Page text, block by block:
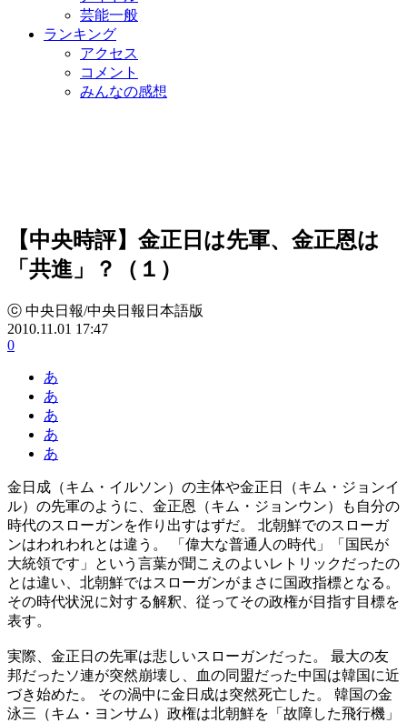
芸能一般
ランキング
アクセス
コメント
みんなの感想
【中央時評】金正日は先軍、金正恩は
「共進」？（１）
ⓒ 中央日報/中央日報日本語版
2010.11.01 17:47
0
あ
あ
あ
あ
あ
金日成（キム・イルソン）の主体や金正日（キム・ジョンイ
ル）の先軍のように、金正恩（キム・ジョンウン）も自分の
時代のスローガンを作り出すはずだ。 北朝鮮でのスローガ
ンはわれわれとは違う。 「偉大な普通人の時代」「国民が
大統領です」という言葉が聞こえのよいレトリックだったの
とは違い、北朝鮮ではスローガンがまさに国政指標となる。
その時代状況に対する解釈、従ってその政権が目指す目標を
表す。
実際、金正日の先軍は悲しいスローガンだった。 最大の友
邦だったソ連が突然崩壊し、血の同盟だった中国は韓国に近
づき始めた。 その渦中に金日成は突然死亡した。 韓国の金
泳三（キム・ヨンサム）政権は北朝鮮を「故障した飛行機」